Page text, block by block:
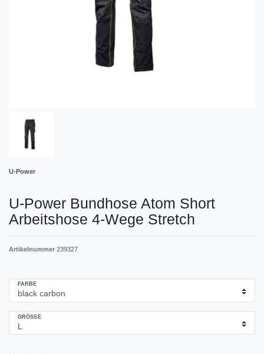
U-Power
U-Power Bundhose Atom Short
Arbeitshose 4-Wege Stretch
Artikelnummer 239327
FARBE
GRÖSSE